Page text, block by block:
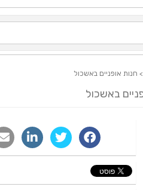
> חנות אופניים באשכול